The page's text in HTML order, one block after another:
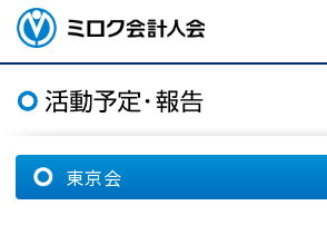
ミロク会計人会 MIROKU
ACCOUNTING PERSON
ASSOCIATION
東京会